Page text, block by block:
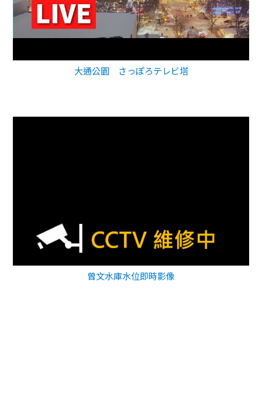
大通公園 さっぽろテレビ塔
曾文水庫水位即時影像